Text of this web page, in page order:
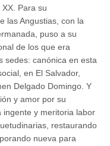
Para su
las Angustias, con la
puso a su
de los que era
sedes: canónica en esta
en El Salvador,
Delgado Domingo. Y
y amor por su
ingente y meritoria labor
restaurando
nueva para